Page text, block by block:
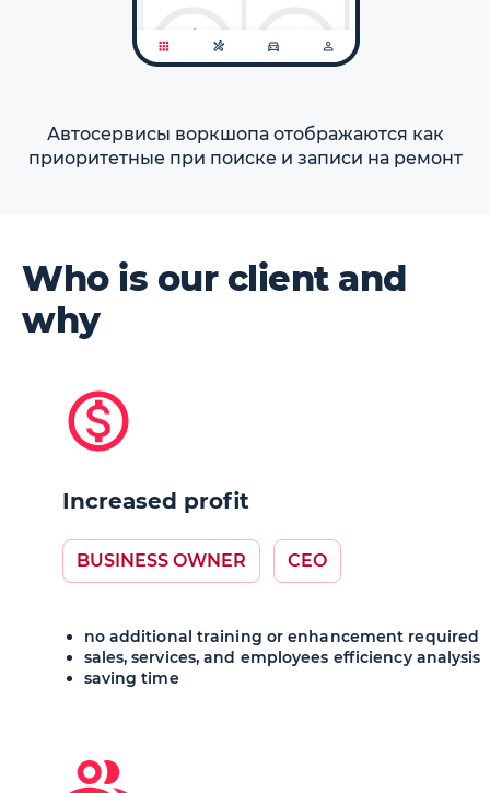
Автосервисы воркшопа отображаются как
приоритетные при поиске и записи на ремонт
Who is our client and
why
Increased profit
BUSINESS OWNER CEO
no additional training or enhancement required
sales, services, and employees efficiency analysis
saving time